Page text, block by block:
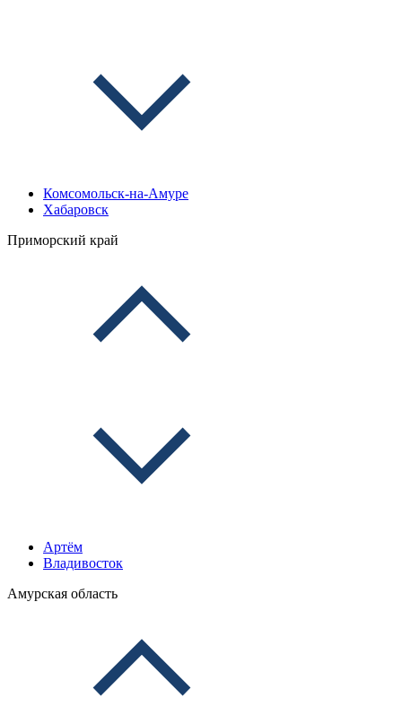
Комсомольск-на-Амуре
Хабаровск
Приморский край
Артём
Владивосток
Амурская область